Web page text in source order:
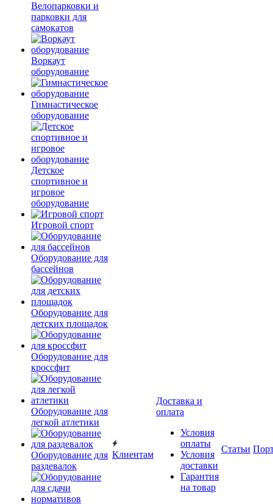
Велопарковки и
парковки для
самокатов
Воркаут
оборудование
Гимнастическое
оборудование
Детское
спортивное и
игровое
оборудование
Игровой спорт
Оборудование для
бассейнов
Оборудование для
детских площадок
Оборудование для
кроссфит
Оборудование для
легкой атлетики
Оборудование для
раздевалок
Клиентам
Доставка и
оплата
Условия
оплаты
Условия
доставки
Гарантия
на товар
Статьи